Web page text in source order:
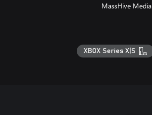
MassHive Media
XBOX Series X|S